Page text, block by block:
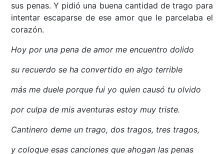
sus penas. Y pidió una buena cantidad de trago para
intentar escaparse de ese amor que le parcelaba el
corazón.
Hoy por una pena de amor me encuentro dolido
su recuerdo se ha convertido en algo terrible
más me duele porque fui yo quien causó tu olvido
por culpa de mis aventuras estoy muy triste.
Cantinero deme un trago, dos tragos, tres tragos,
y coloque esas canciones que ahogan las penas